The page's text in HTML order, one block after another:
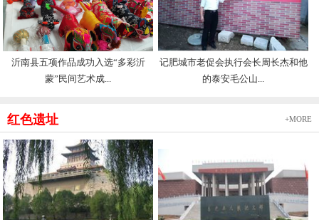
沂南县五项作品成功入选“多彩沂
蒙”民间艺术成...
记肥城市老促会执行会长周长杰和他
的泰安毛公山...
红色遗址 +MORE